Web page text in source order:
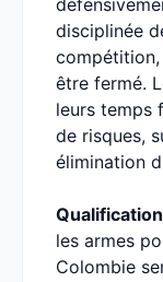
disciplinée
être fermé.
leurs temps
de risques,
élimination
les armes
Colombie